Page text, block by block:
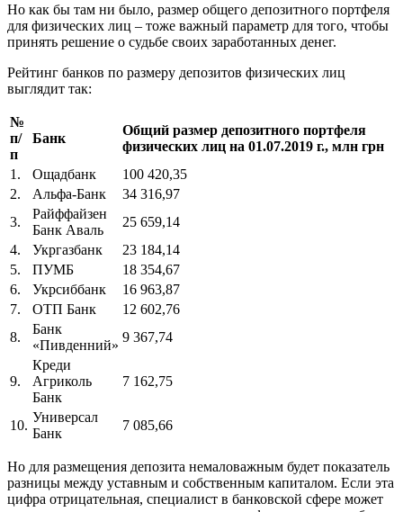
Но как бы там ни было, размер общего депозитного портфеля
для физических лиц – тоже важный параметр для того, чтобы
принять решение о судьбе своих заработанных денег.
Рейтинг банков по размеру депозитов физических лиц
выглядит так:
№
п/
п
Банк
Общий размер депозитного портфеля
физических лиц на 01.07.2019 г., млн грн
1.
Ощадбанк
100 420,35
2.
Альфа-Банк
34 316,97
3.
Райффайзен
Банк Аваль
25 659,14
4.
Укргазбанк
23 184,14
5.
ПУМБ
18 354,67
6.
Укрсиббанк
16 963,87
7.
ОТП Банк
12 602,76
8.
Банк
«Пивденний»
9 367,74
9.
Креди
Агриколь
Банк
7 162,75
10.
Универсал
Банк
7 085,66
Но для размещения депозита немаловажным будет показатель
разницы между уставным и собственным капиталом. Если эта
цифра отрицательная, специалист в банковской сфере может